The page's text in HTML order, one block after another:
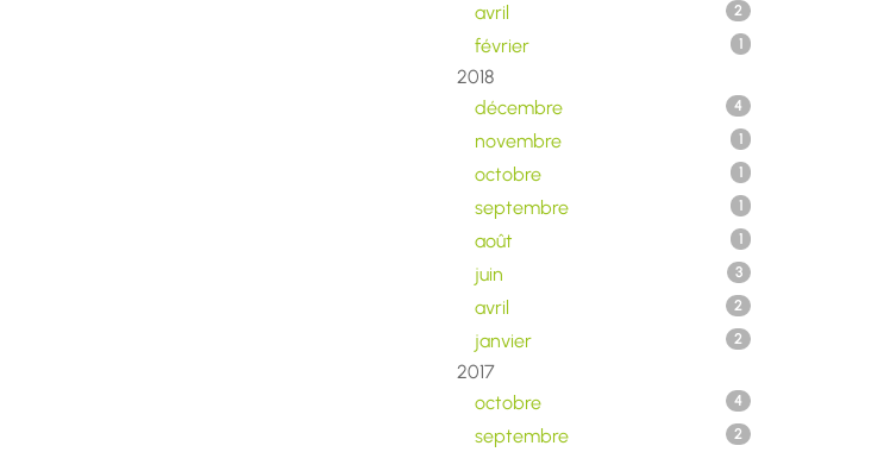
avril 2
février 1
2018
décembre
4
novembre 1
octobre 1
septembre 1
août 1
juin 3
avril 2
janvier 2
2017
octobre
4
septembre 2